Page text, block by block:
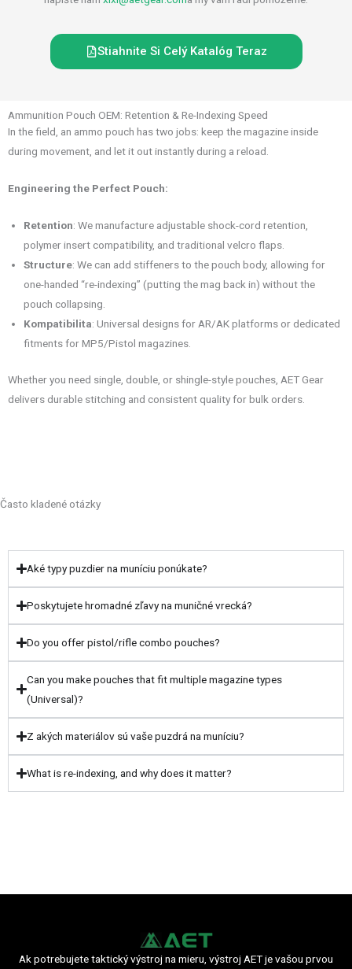
Stiahnite Si Celý Katalóg Teraz
Ammunition Pouch OEM: Retention & Re-Indexing Speed
In the field, an ammo pouch has two jobs: keep the magazine inside
during movement, and let it out instantly during a reload.
Engineering the Perfect Pouch:
Retention: We manufacture adjustable shock-cord retention,
polymer insert compatibility, and traditional velcro flaps.
Structure: We can add stiffeners to the pouch body, allowing for
one-handed “re-indexing” (putting the mag back in) without the
pouch collapsing.
Kompatibilita: Universal designs for AR/AK platforms or dedicated
fitments for MP5/Pistol magazines.
Whether you need single, double, or shingle-style pouches, AET Gear
delivers durable stitching and consistent quality for bulk orders.
Často kladené otázky
Aké typy puzdier na muníciu ponúkate?
Poskytujete hromadné zľavy na muničné vrecká?
Do you offer pistol/rifle combo pouches?
Can you make pouches that fit multiple magazine types
(Universal)?
Z akých materiálov sú vaše puzdrá na muníciu?
What is re-indexing, and why does it matter?
Ak potrebujete taktický výstroj na mieru, výstroj AET je vašou prvou